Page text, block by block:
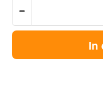
In